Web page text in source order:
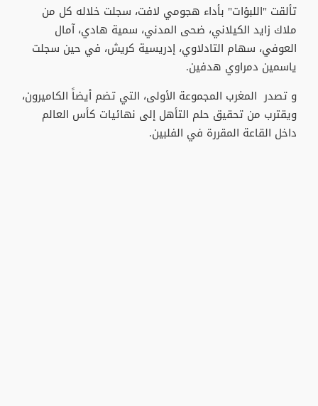
تألقت "اللبؤات" بأداء هجومي لافت، سجلت خلاله كل من
ملاك زايد الكيلاني، ضحى المدني، سمية هادي، آمال
العوفي، سهام التادلاوي، إدريسية كريش، في حين سجلت
ياسمين دمراوي هدفين.
و تصدر المغرب المجموعة الأولى، التي تضم أيضاً الكاميرون،
ويقترب من تحقيق حلم التأهل إلى نهائيات كأس العالم
داخل القاعة المقررة في الفلبين.